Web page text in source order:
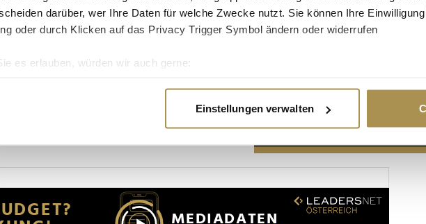
darüber, wer Ihre Daten für welche Zwecke nutzt. Sie können Ihre
oder durch Klicken auf das Privacy Trigger Symbol ändern oder widerrufen
es erlauben, würden wir auch gerne:
Sie mehr darüber, wie Ihre persönlichen Daten verarbeitet werden, und legen Sie Ihre
Cookies, um Inhalte und Anzeigen zu personalisieren, Funktionen für soziale
an unsere Partner für soziale Medien, Werbung und Analysen weiter. Unsere Partner
mit weiteren Daten zusammen, die Sie ihnen bereitgestellt haben oder die sie
Einstellungen verwalten